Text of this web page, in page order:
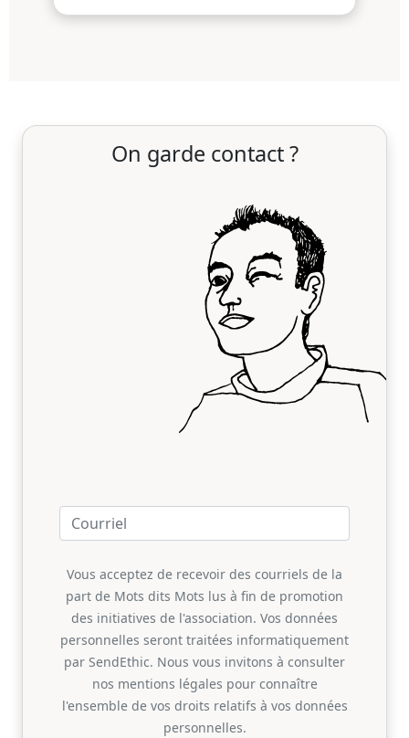
On garde contact ?
Vous acceptez de recevoir des courriels de la
part de Mots dits Mots lus à fin de promotion
des initiatives de l'association. Vos données
personnelles seront traitées informatiquement
par SendEthic. Nous vous invitons à consulter
nos mentions légales pour connaître
l'ensemble de vos droits relatifs à vos données
personnelles.